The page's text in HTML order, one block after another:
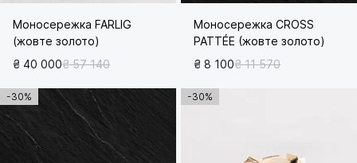
Моносережка FARLIG
(жовте золото)
₴ 40 000₴ 57 140
Моносережка CROSS
PATTÉE (жовте золото)
₴ 8 100₴ 11 570
-30% -30%